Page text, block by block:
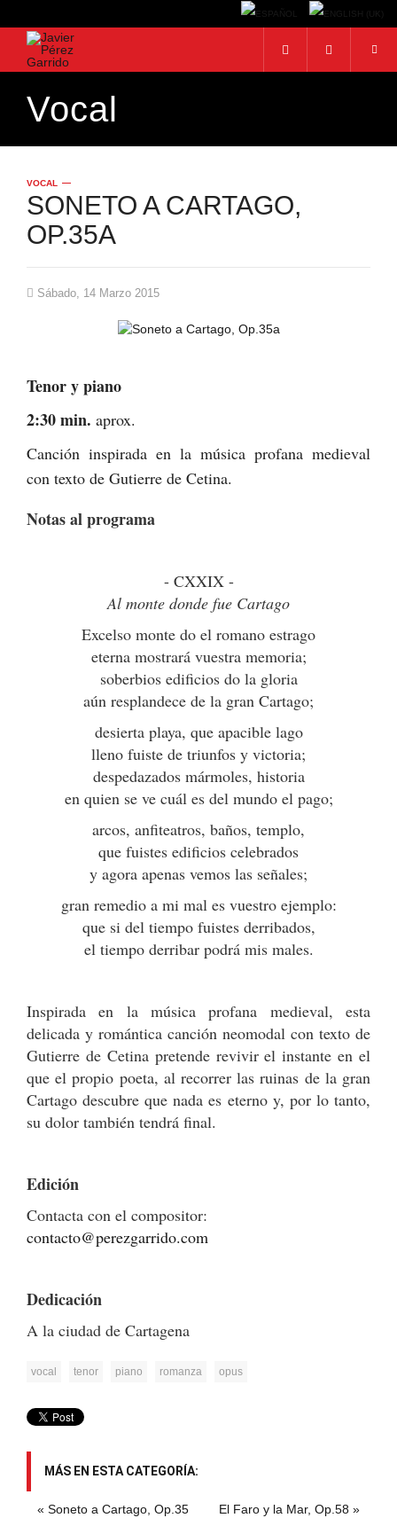
BUSCAR
Vocal
VOCAL
SONETO A CARTAGO,
OP.35A
Sábado, 14 Marzo 2015
Tenor y piano
2:30 min. aprox.
Canción inspirada en la música profana medieval
con texto de Gutierre de Cetina.
Notas al programa
- CXXIX -
Al monte donde fue Cartago
Excelso monte do el romano estrago
eterna mostrará vuestra memoria;
soberbios edificios do la gloria
aún resplandece de la gran Cartago;
desierta playa, que apacible lago
lleno fuiste de triunfos y victoria;
despedazados mármoles, historia
en quien se ve cuál es del mundo el pago;
arcos, anfiteatros, baños, templo,
que fuistes edificios celebrados
y agora apenas vemos las señales;
gran remedio a mi mal es vuestro ejemplo:
que si del tiempo fuistes derribados,
el tiempo derribar podrá mis males.
Inspirada en la música profana medieval, esta
delicada y romántica canción neomodal con texto de
Gutierre de Cetina pretende revivir el instante en el
que el propio poeta, al recorrer las ruinas de la gran
Cartago descubre que nada es eterno y, por lo tanto,
su dolor también tendrá final.
Edición
Contacta con el compositor:
contacto@perezgarrido.com
Dedicación
A la ciudad de Cartagena
vocal tenor piano romanza opus
MÁS EN ESTA CATEGORÍA:
« Soneto a Cartago, Op.35 El Faro y la Mar, Op.58 »